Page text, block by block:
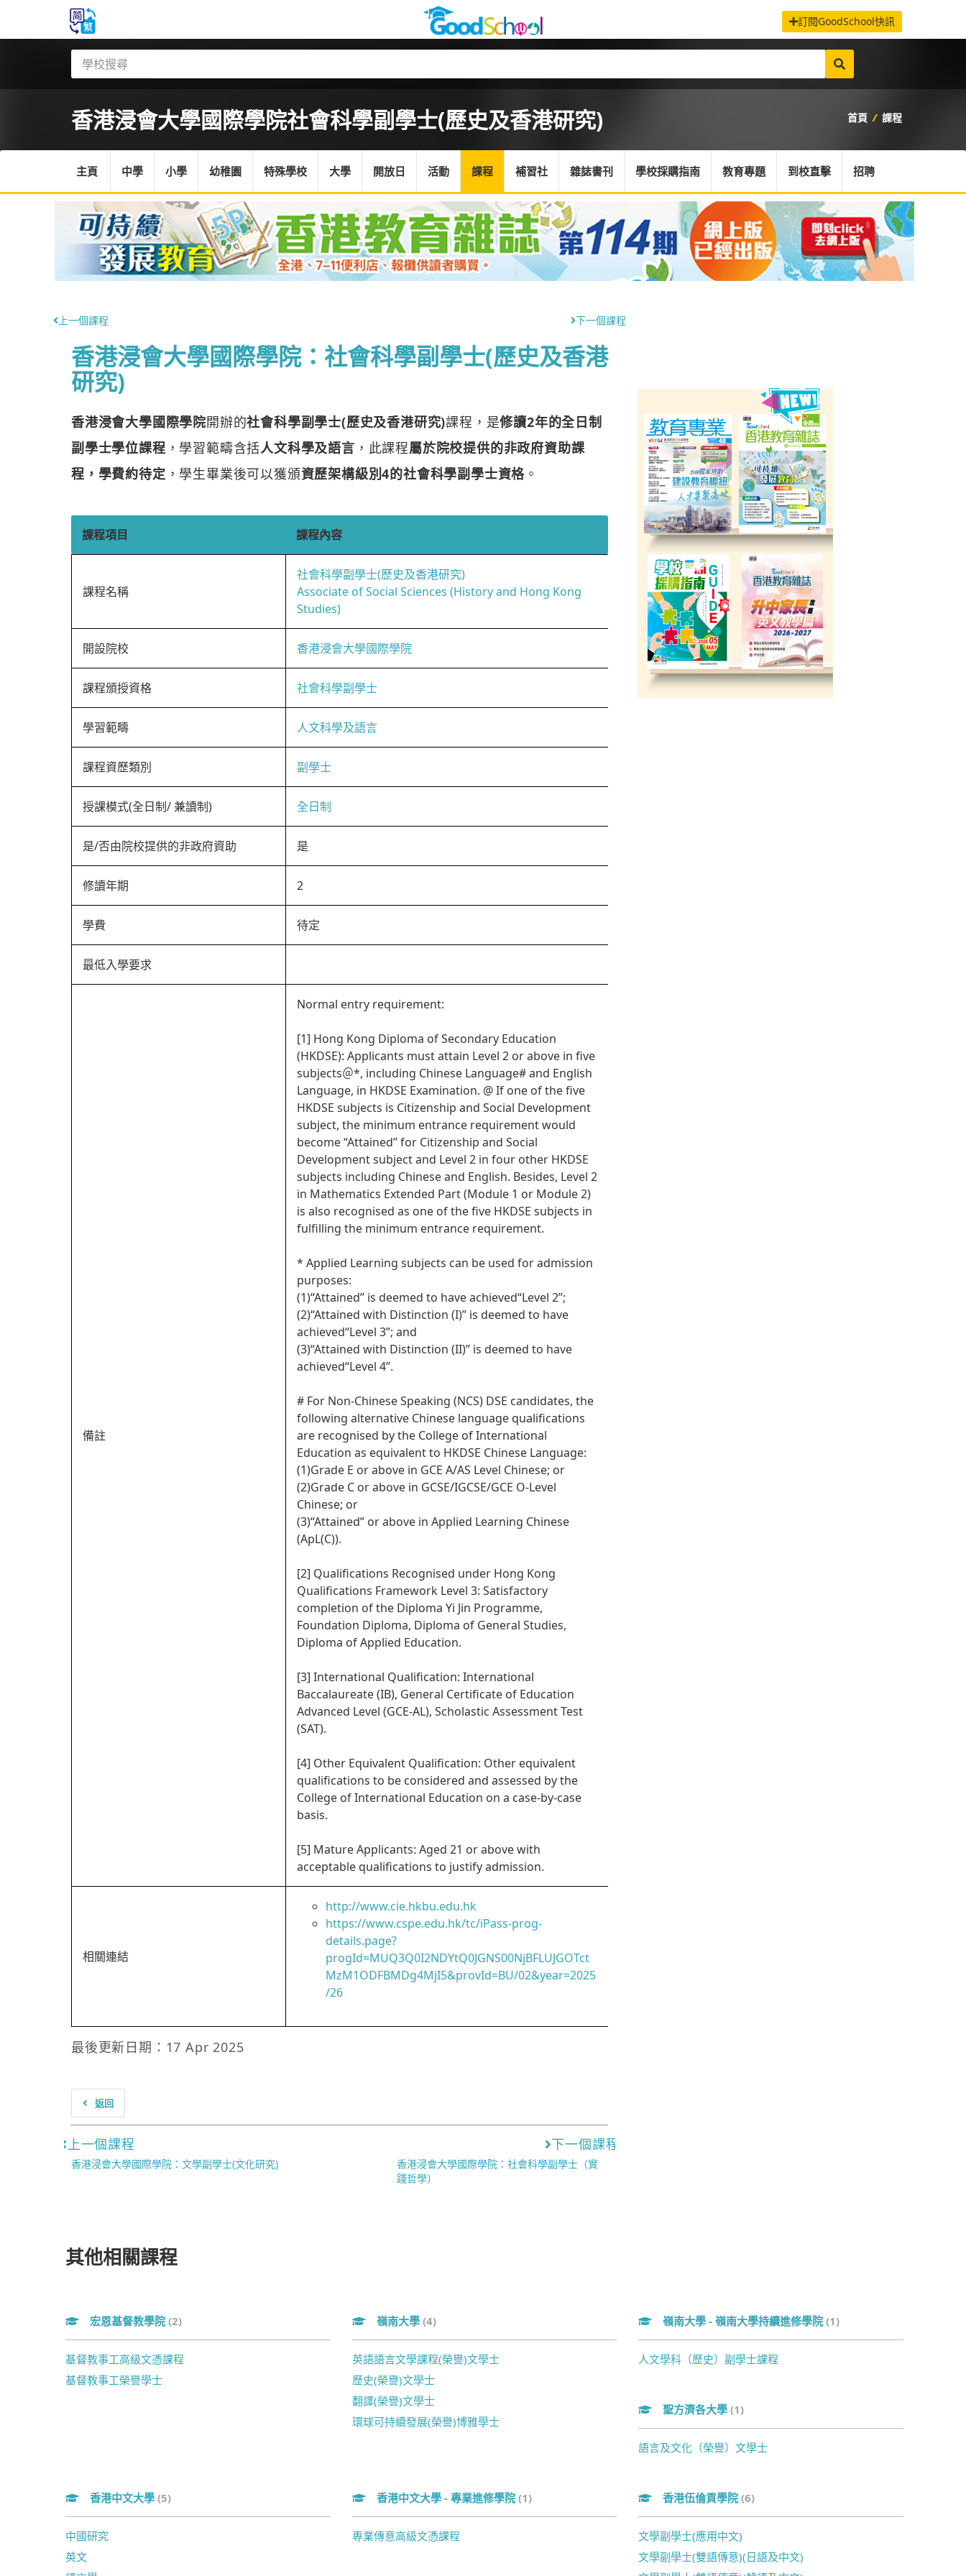
訂閱GoodSchool快訊
香港浸會大學國際學院社會科學副學士(歷史及香港研究) 首頁 / 課程
主頁 中學 小學 幼稚園 特殊學校 大學 開放日 活動 課程 補習社 雜誌書刊 學校採購指南 教育專題 到校直擊 招聘
上一個課程 下一個課程
香港浸會大學國際學院：社會科學副學士(歷史及香港
研究)
香港浸會大學國際學院開辦的社會科學副學士(歷史及香港研究)課程，是修讀2年的全日制
副學士學位課程 ，學習範疇含括人文科學及語言 ，此課程屬於院校提供的非政府資助課
程，學費約待定 ，學生畢業後可以獲頒資歷架構級別4的社會科學副學士資格 。
課程項目 課程內容
課程名稱
社會科學副學士(歷史及香港研究)
Associate of Social Sciences (History and Hong Kong
Studies)
開設院校 香港浸會大學國際學院
課程頒授資格 社會科學副學士
學習範疇 人文科學及語言
課程資歷類別 副學士
授課模式(全日制/ 兼讀制) 全日制
是/否由院校提供的非政府資助 是
修讀年期 2
學費 待定
最低入學要求
備註
Normal entry requirement:
[1] Hong Kong Diploma of Secondary Education
(HKDSE): Applicants must attain Level 2 or above in five
subjects＠*, including Chinese Language# and English
Language, in HKDSE Examination. @ If one of the five
HKDSE subjects is Citizenship and Social Development
subject, the minimum entrance requirement would
become “Attained” for Citizenship and Social
Development subject and Level 2 in four other HKDSE
subjects including Chinese and English. Besides, Level 2
in Mathematics Extended Part (Module 1 or Module 2)
is also recognised as one of the five HKDSE subjects in
fulfilling the minimum entrance requirement.
* Applied Learning subjects can be used for admission
purposes:
(1)“Attained” is deemed to have achieved“Level 2”;
(2)“Attained with Distinction (I)” is deemed to have
achieved“Level 3”; and
(3)“Attained with Distinction (II)” is deemed to have
achieved“Level 4”.
# For Non-Chinese Speaking (NCS) DSE candidates, the
following alternative Chinese language qualifications
are recognised by the College of International
Education as equivalent to HKDSE Chinese Language:
(1)Grade E or above in GCE A/AS Level Chinese; or
(2)Grade C or above in GCSE/IGCSE/GCE O-Level
Chinese; or
(3)“Attained” or above in Applied Learning Chinese
(ApL(C)).
[2] Qualifications Recognised under Hong Kong
Qualifications Framework Level 3: Satisfactory
completion of the Diploma Yi Jin Programme,
Foundation Diploma, Diploma of General Studies,
Diploma of Applied Education.
[3] International Qualification: International
Baccalaureate (IB), General Certificate of Education
Advanced Level (GCE-AL), Scholastic Assessment Test
(SAT).
[4] Other Equivalent Qualification: Other equivalent
qualifications to be considered and assessed by the
College of International Education on a case-by-case
basis.
[5] Mature Applicants: Aged 21 or above with
acceptable qualifications to justify admission.
相關連結
http://www.cie.hkbu.edu.hk
https://www.cspe.edu.hk/tc/iPass-prog-
details.page?
progId=MUQ3Q0I2NDYtQ0JGNS00NjBFLUJGOTct
MzM1ODFBMDg4MjI5&provId=BU/02&year=2025
/26
最後更新日期：17 Apr 2025
返回
上一個課程
香港浸會大學國際學院：文學副學士(文化研究)
下一個課程
香港浸會大學國際學院：社會科學副學士（實
踐哲學）
其他相關課程
宏恩基督教學院 (2)
基督教事工高級文憑課程
基督教事工榮譽學士
嶺南大學 (4)
英語語言文學課程(榮譽)文學士
歷史(榮譽)文學士
翻譯(榮譽)文學士
環球可持續發展(榮譽)博雅學士
嶺南大學 - 嶺南大學持續進修學院(1)
人文學科（歷史）副學士課程
聖方濟各大學(1)
語言及文化（榮譽）文學士
香港中文大學 (5)
中國研究
英文
香港中文大學 - 專業進修學院 (1)
專業傳意高級文憑課程
香港伍倫貢學院(6)
文學副學士(應用中文)
文學副學士(雙語傳意)(日語及中文)